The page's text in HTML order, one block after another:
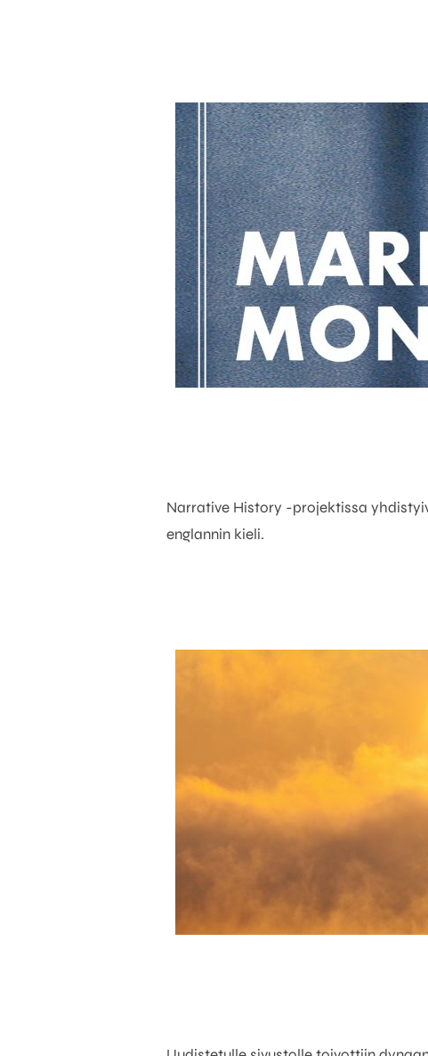
Narrative History -projektissa
englannin kieli.